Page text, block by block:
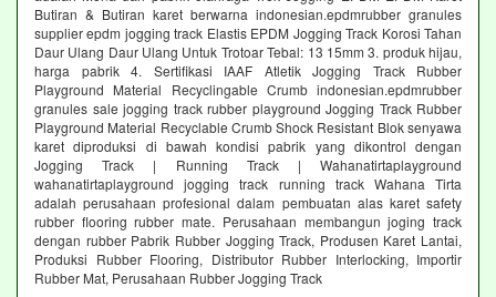
Butiran & Butiran karet berwarna indonesian.epdmrubber granules
supplier epdm jogging track Elastis EPDM Jogging Track Korosi Tahan
Daur Ulang Daur Ulang Untuk Trotoar Tebal: 13 15mm 3. produk hijau,
harga pabrik 4. Sertifikasi IAAF Atletik Jogging Track Rubber
Playground Material Recyclingable Crumb indonesian.epdmrubber
granules sale jogging track rubber playground Jogging Track Rubber
Playground Material Recyclable Crumb Shock Resistant Blok senyawa
karet diproduksi di bawah kondisi pabrik yang dikontrol dengan
Jogging Track | Running Track | Wahanatirtaplayground
wahanatirtaplayground jogging track running track Wahana Tirta
adalah perusahaan profesional dalam pembuatan alas karet safety
rubber flooring rubber mate. Perusahaan membangun joging track
dengan rubber Pabrik Rubber Jogging Track, Produsen Karet Lantai,
Produksi Rubber Flooring, Distributor Rubber Interlocking, Importir
Rubber Mat, Perusahaan Rubber Jogging Track